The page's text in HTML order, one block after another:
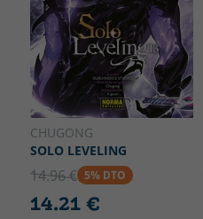
CHUGONG
SOLO LEVELING
14.96 € 5% DTO
14.21 €